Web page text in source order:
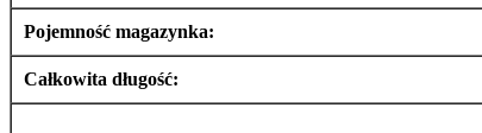
Pojemność magazynka:
Całkowita długość: